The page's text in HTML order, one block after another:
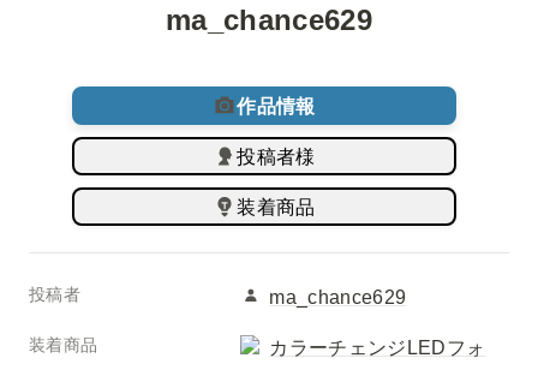
ma_chance629
作品情報
投稿者様
装着商品
投稿者 ma_chance629
装着商品
カラーチェンジLEDフォ